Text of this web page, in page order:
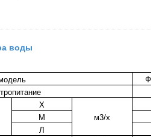
воды
Х
м3/х
М
Л